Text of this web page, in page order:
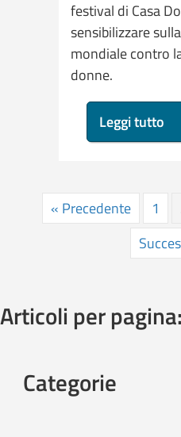
festival di Casa
sensibilizzare
mondiale contro
donne.
Leggi tutto
« Precedente 1
Articoli per pagina:
Categorie